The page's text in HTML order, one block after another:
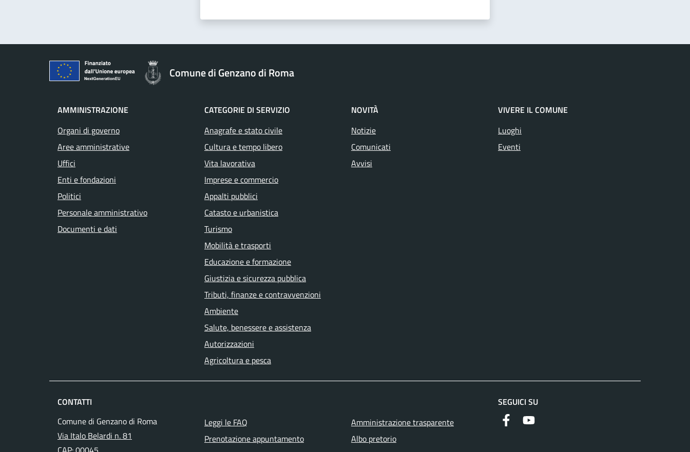
Comune di Genzano di Roma
AMMINISTRAZIONE
Organi di governo
Aree amministrative
Uffici
Enti e fondazioni
Politici
Personale amministrativo
Documenti e dati
CATEGORIE DI SERVIZIO
Anagrafe e stato civile
Cultura e tempo libero
Vita lavorativa
Imprese e commercio
Appalti pubblici
Catasto e urbanistica
Turismo
Mobilità e trasporti
Educazione e formazione
Giustizia e sicurezza pubblica
Tributi, finanze e contravvenzioni
Ambiente
Salute, benessere e assistenza
Autorizzazioni
Agricoltura e pesca
NOVITÀ
Notizie
Comunicati
Avvisi
VIVERE IL COMUNE
Luoghi
Eventi
CONTATTI
Comune di Genzano di Roma
Via Italo Belardi n. 81
Leggi le FAQ
Prenotazione appuntamento
Amministrazione trasparente
Albo pretorio
SEGUICI SU
FacebookYouTube